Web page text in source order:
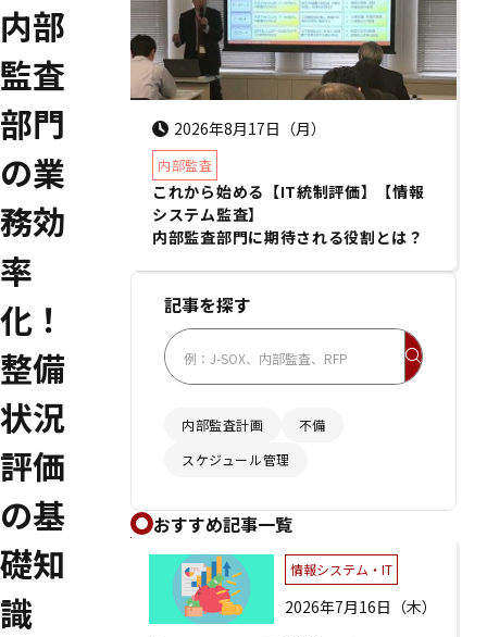
内部
監査
部門
の業
務効
率
化！
整備
状況
評価
の基
礎知
識
2026年8月17日（月）
内部監査
これから始める【IT統制評価】【情報
システム監査】
内部監査部門に期待される役割とは？
記事を探す
内部監査計画
不備
スケジュール管理
おすすめ記事一覧
情報システム・IT
2026年7月16日（木）